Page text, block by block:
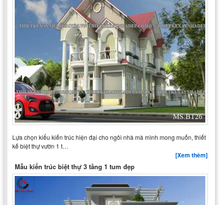
Lựa chọn kiểu kiến trúc hiện đại cho ngôi nhà mà mình mong muốn, thiết
kế biệt thự vườn 1 t…
[Xem thêm]
Mẫu kiến trúc biệt thự 3 tầng 1 tum đẹp